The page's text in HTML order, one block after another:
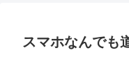
スマホなんでも